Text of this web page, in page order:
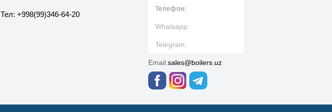
Тел: +998(99)346-64-20
Email:sales@boilers.uz